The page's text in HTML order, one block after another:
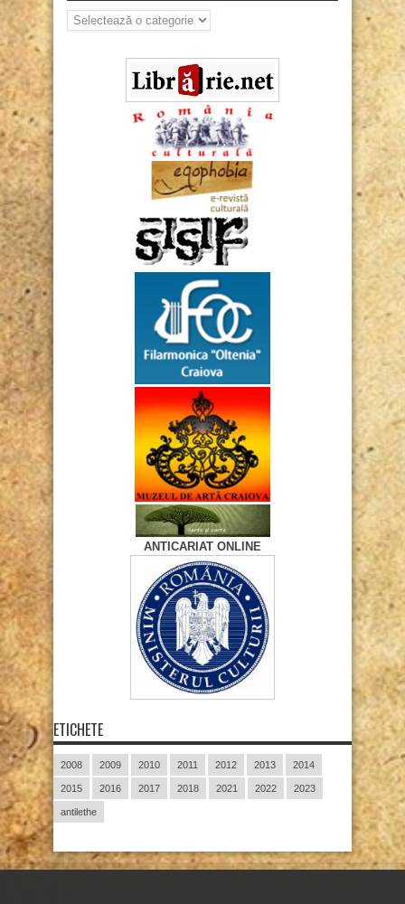
Arhiva
ANTICARIAT ONLINE
ETICHETE
2008 2009 2010 2011 2012 2013 2014
2015 2016 2017 2018 2021 2022 2023
antilethe